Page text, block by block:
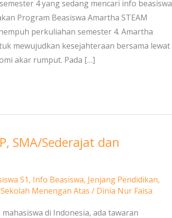
4 yang sedang mencari info beasiswa
Program Beasiswa Amartha STEAM
perkuliahan semester 4. Amartha
mewujudkan kesejahteraan bersama lewat
akar rumput. Pada […]
SMA/Sederajat dan
S1, Info Beasiswa, Jenjang Pendidikan,
Sekolah Menengan Atas / Dinia Nur Faisa
di Indonesia, ada tawaran